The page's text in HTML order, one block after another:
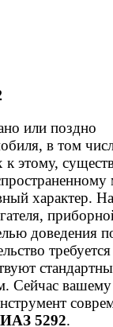
или поздно
в том
этому,
характер.
доведения
требуется
Сейчас вашему
5292.